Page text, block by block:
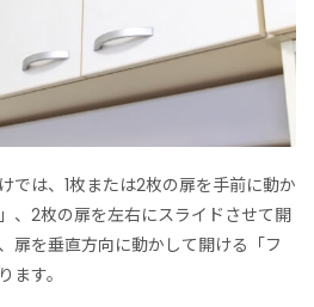
では、1枚または2枚の扉を手前に動か
、2枚の扉を左右にスライドさせて開
扉を垂直方向に動かして開ける「フ
ます。